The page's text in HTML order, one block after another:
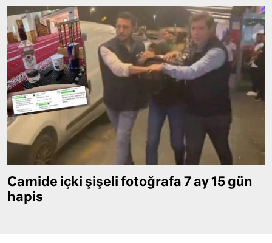
Camide içki şişeli fotoğrafa 7 ay 15 gün
hapis